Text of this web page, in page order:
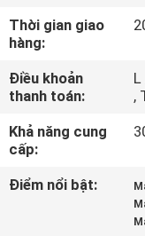
VỀ
CHÚNG
TÔI
THAM
QUAN
Thời gian giao
hàng:
Điều khoản
thanh toán:
,
Khả năng cung
cấp:
Điểm nổi bật: